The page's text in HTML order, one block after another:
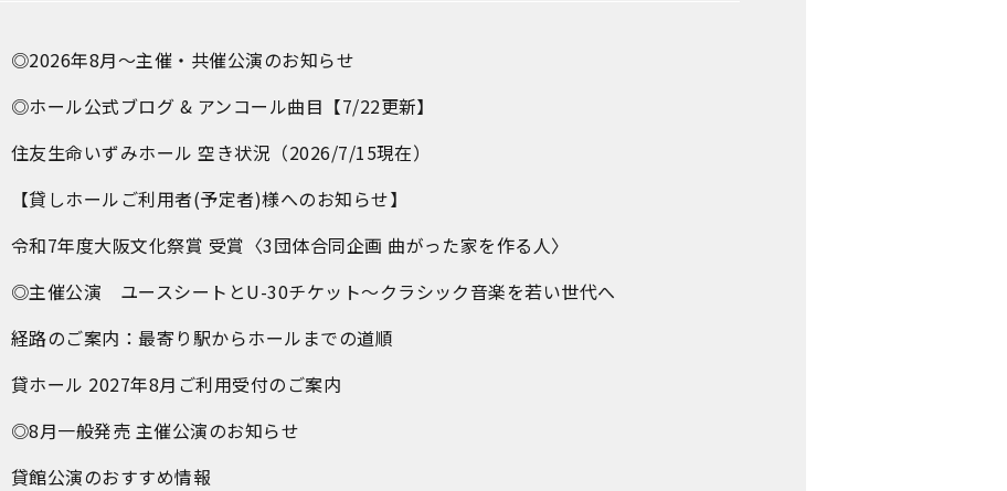
◎2026年8月～主催・共催公演のお知らせ
◎ホール公式ブログ & アンコール曲目【7/22更新】
住友生命いずみホール 空き状況（2026/7/15現在）
【貸しホールご利用者(予定者)様へのお知らせ】
令和7年度大阪文化祭賞 受賞〈3団体合同企画 曲がった家を作る人〉
◎主催公演 ユースシートとU-30チケット～クラシック音楽を若い世代へ
経路のご案内：最寄り駅からホールまでの道順
貸ホール 2027年8月ご利用受付のご案内
◎8月一般発売 主催公演のお知らせ
貸館公演のおすすめ情報